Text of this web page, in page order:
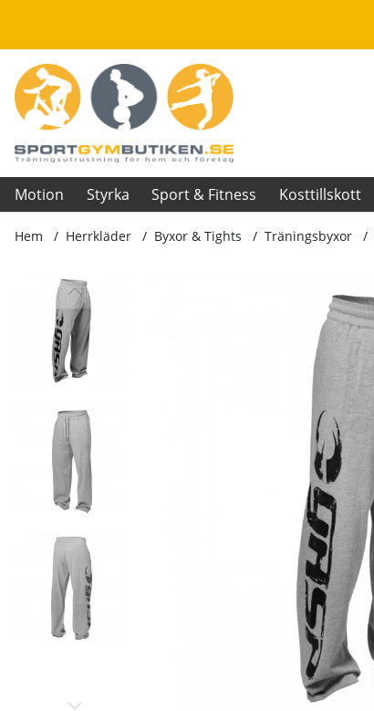
Motion Styrka Sport & Fitness Kosttillskott
Hem Herrkläder Byxor & Tights Träningsbyxor
Produktbilder GASP Sweatpants, grey melange